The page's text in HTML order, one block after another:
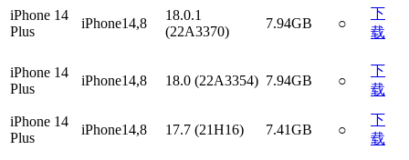
iPhone 14
Plus
iPhone14,8
18.0.1
(22A3370)
7.94GB ○
下
载
iPhone 14
Plus
iPhone14,8 18.0 (22A3354) 7.94GB ○
下
载
iPhone 14
Plus
iPhone14,8 17.7 (21H16) 7.41GB ○
下
载